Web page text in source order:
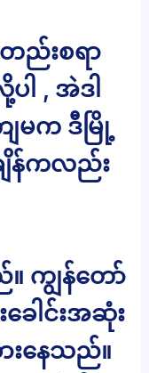
ည်းစရာ
ါ , အဲဒါ
မက ဒီမြို့
န်ကလည်း
ကျွန်တော်
ေါင်းအဆုံး
းနေသည်။